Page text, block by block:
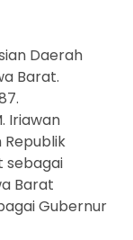
Daerah
Barat.
Iriawan
Republik
sebagai
Barat
Gubernur